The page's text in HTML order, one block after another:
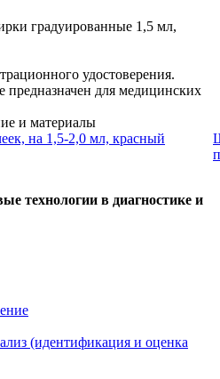
градуированные 1,5 мл,
удостоверения.
предназначен для медицинских
и материалы
на 1,5-2,0 мл, красный
технологии в диагностике и
(идентификация и оценка